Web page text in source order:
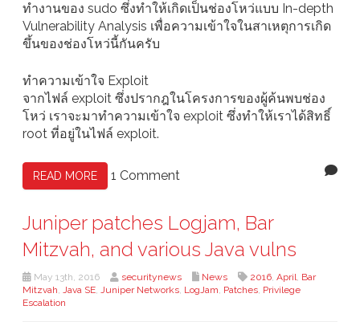
ทำงานของ sudo ซึ่งทำให้เกิดเป็นช่องโหว่แบบ In-depth
Vulnerability Analysis เพื่อความเข้าใจในสาเหตุการเกิด
ขึ้นของช่องโหว่นี้กันครับ
ทำความเข้าใจ Exploit
จากไฟล์ exploit ซึ่งปรากฎในโครงการของผู้ค้นพบช่อง
โหว่ เราจะมาทำความเข้าใจ exploit ซึ่งทำให้เราได้สิทธิ์
root ที่อยู่ในไฟล์ exploit.
READ MORE 1 Comment
Juniper patches Logjam, Bar
Mitzvah, and various Java vulns
May 13th, 2016 securitynews News 2016, April, Bar
Mitzvah, Java SE, Juniper Networks, LogJam, Patches, Privilege
Escalation